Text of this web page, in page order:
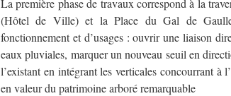
La première phase de travaux correspond à la
(Hôtel de Ville) et la Place du Gal de
fonctionnement et d’usages : ouvrir une liaison
eaux pluviales, marquer un nouveau seuil en
l’existant en intégrant les verticales concourrant à
en valeur du patrimoine arboré remarquable